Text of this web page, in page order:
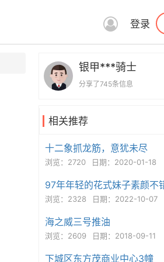
登录
银甲***骑士
分享了745条信息
相关推荐
十二象抓龙筋，意犹未尽
浏览：2720 日期：2020-01-18
浏览：2328 日期：2022-10-07
海之威三号推油
浏览：2609 日期：2018-09-11
下城区东方茂商业中心3幢